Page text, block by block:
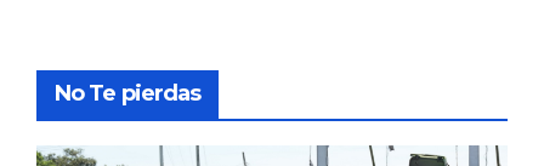
No Te pierdas